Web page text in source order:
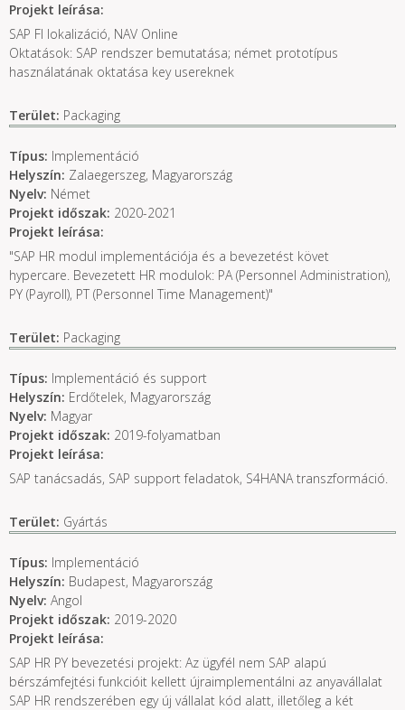
Projekt leírása:
SAP FI lokalizáció, NAV Online
Oktatások: SAP rendszer bemutatása; német prototípus
használatának oktatása key usereknek
Terület: Packaging
Típus: Implementáció
Helyszín: Zalaegerszeg, Magyarország
Nyelv: Német
Projekt időszak: 2020-2021
Projekt leírása:
"SAP HR modul implementációja és a bevezetést követ
hypercare. Bevezetett HR modulok: PA (Personnel Administration),
PY (Payroll), PT (Personnel Time Management)"
Terület: Packaging
Típus: Implementáció és support
Helyszín: Erdőtelek, Magyarország
Nyelv: Magyar
Projekt időszak: 2019-folyamatban
Projekt leírása:
SAP tanácsadás, SAP support feladatok, S4HANA transzformáció.
Terület: Gyártás
Típus: Implementáció
Helyszín: Budapest, Magyarország
Nyelv: Angol
Projekt időszak: 2019-2020
Projekt leírása:
SAP HR PY bevezetési projekt: Az ügyfél nem SAP alapú
bérszámfejtési funkcióit kellett újraimplementálni az anyavállalat
SAP HR rendszerében egy új vállalat kód alatt, illetőleg a két